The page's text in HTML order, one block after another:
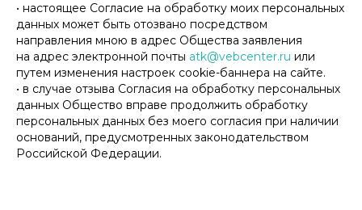
• настоящее Согласие на обработку моих персональных
данных может быть отозвано посредством
направления мною в адрес Общества заявления
на адрес электронной почты atk@vebcenter.ru или
путем изменения настроек cookie-баннера на сайте.
• в случае отзыва Согласия на обработку персональных
данных Общество вправе продолжить обработку
персональных данных без моего согласия при наличии
оснований, предусмотренных законодательством
Российской Федерации.